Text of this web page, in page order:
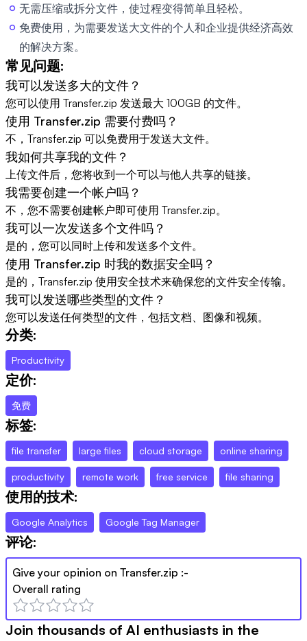
无需压缩或拆分文件，使过程变得简单且轻松。
免费使用，为需要发送大文件的个人和企业提供经济高效
的解决方案。
常见问题:
我可以发送多大的文件？
您可以使用 Transfer.zip 发送最大 100GB 的文件。
使用 Transfer.zip 需要付费吗？
不，Transfer.zip 可以免费用于发送大文件。
我如何共享我的文件？
上传文件后，您将收到一个可以与他人共享的链接。
我需要创建一个帐户吗？
不，您不需要创建帐户即可使用 Transfer.zip。
我可以一次发送多个文件吗？
是的，您可以同时上传和发送多个文件。
使用 Transfer.zip 时我的数据安全吗？
是的，Transfer.zip 使用安全技术来确保您的文件安全传输。
我可以发送哪些类型的文件？
您可以发送任何类型的文件，包括文档、图像和视频。
分类:
Productivity
定价:
免费
标签:
file transfer large files cloud storage online sharing
productivity remote work free service file sharing
使用的技术:
Google Analytics Google Tag Manager
评论:
Give your opinion on Transfer.zip :-
Overall rating
Join thousands of AI enthusiasts in the